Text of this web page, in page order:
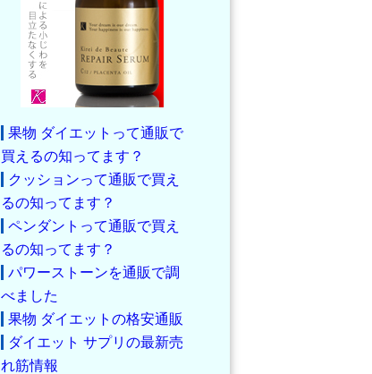
果物 ダイエットって通販で
買えるの知ってます？
クッションって通販で買え
るの知ってます？
ペンダントって通販で買え
るの知ってます？
パワーストーンを通販で調
べました
果物 ダイエットの格安通販
ダイエット サプリの最新売
れ筋情報